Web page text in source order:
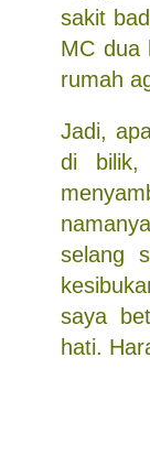
sakit
MC dua
rumah
Jadi,
di bilik,
selang
saya
hati.